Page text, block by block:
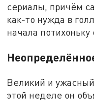
сериалы, причём
как-то нужда в
начала
Великий и
этой неделе он